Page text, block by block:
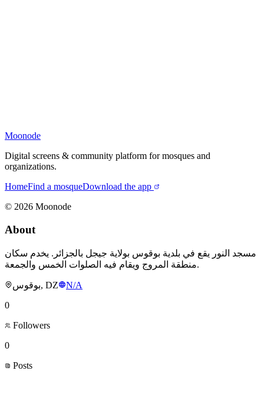
Moonode
Digital screens & community platform for mosques and
organizations.
HomeFind a mosqueDownload the app
© 2026 Moonode
About
مسجد النور يقع في بلدية بوقوس بولاية جيجل بالجزائر. يخدم سكان
منطقة المروج ويقام فيه الصلوات الخمس والجمعة.
بوقوس, DZ
N/A
0
Followers
0
Posts